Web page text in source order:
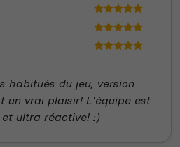
habitués du jeu, version
un vrai plaisir! L'équipe est
ultra réactive! :)